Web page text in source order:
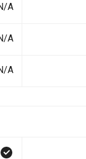
A
A
A